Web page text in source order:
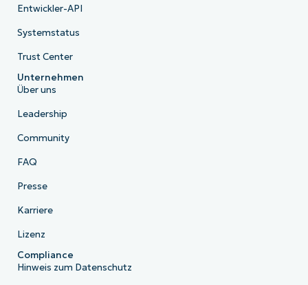
Entwickler-API
Systemstatus
Trust Center
Unternehmen
Über uns
Leadership
Community
FAQ
Presse
Karriere
Lizenz
Compliance
Hinweis zum Datenschutz